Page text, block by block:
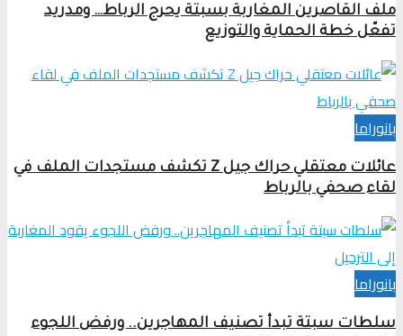
ملف القاصرين المغاربة بسبتة يحرج الرباط… ومدريد
تفعّل خطة الحماية والتوزيع
بانوراما
عائلات معتقلي حراك جيل Z تكشف مستجدات الملف في
لقاء صحفي بالرباط
بانوراما
سلطات سبتة تبدأ تصنيف المهاجرين.. ورفض اللجوء